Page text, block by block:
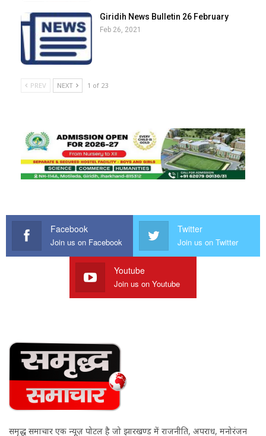
Giridih News Bulletin 26 February
Feb 26, 2021
PREV NEXT 1 of 23
Facebook
Join us on Facebook
Twitter
Join us on Twitter
Youtube
Join us on Youtube
समृद्ध समाचार एक न्यूज़ पोर्टल है जो झारखण्ड में राजनीति, अपराध, मनोरंजन